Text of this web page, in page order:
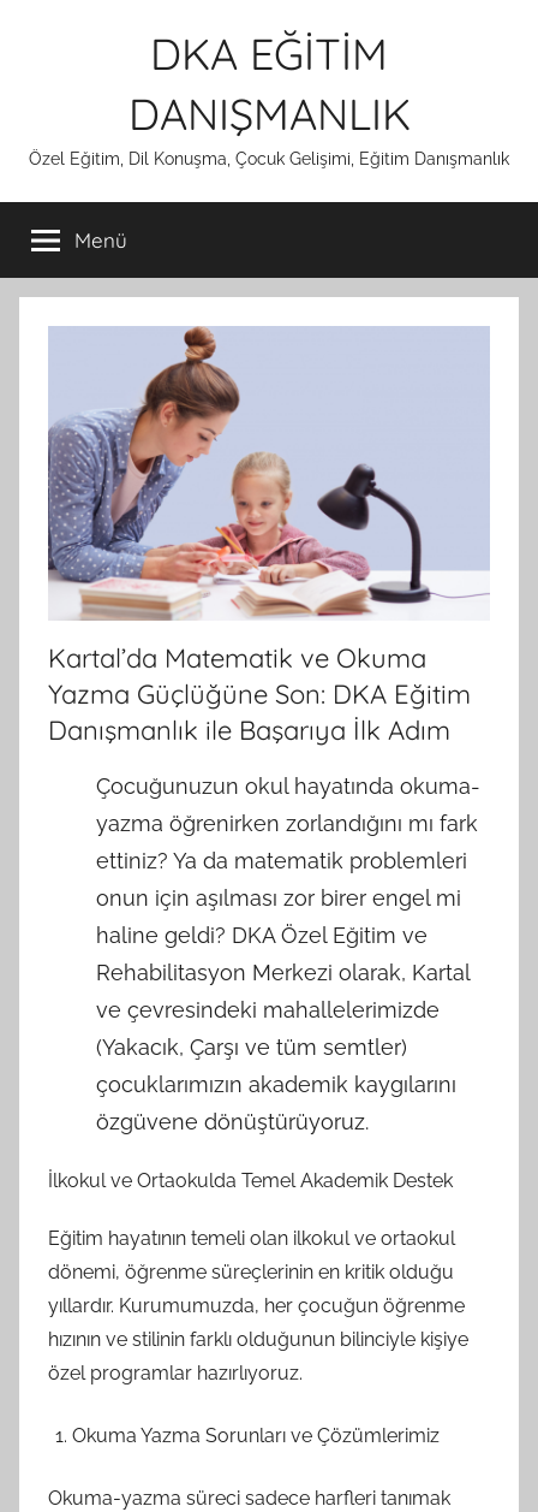
DKA EĞİTİM
DANIŞMANLIK
Özel Eğitim, Dil Konuşma, Çocuk Gelişimi, Eğitim Danışmanlık
Menü
Kartal’da Matematik ve Okuma
Yazma Güçlüğüne Son: DKA Eğitim
Danışmanlık ile Başarıya İlk Adım
Çocuğunuzun okul hayatında okuma-
yazma öğrenirken zorlandığını mı fark
ettiniz? Ya da matematik problemleri
onun için aşılması zor birer engel mi
haline geldi? DKA Özel Eğitim ve
Rehabilitasyon Merkezi olarak, Kartal
ve çevresindeki mahallelerimizde
(Yakacık, Çarşı ve tüm semtler)
çocuklarımızın akademik kaygılarını
özgüvene dönüştürüyoruz.
İlkokul ve Ortaokulda Temel Akademik Destek
Eğitim hayatının temeli olan ilkokul ve ortaokul
dönemi, öğrenme süreçlerinin en kritik olduğu
yıllardır. Kurumumuzda, her çocuğun öğrenme
hızının ve stilinin farklı olduğunun bilinciyle kişiye
özel programlar hazırlıyoruz.
Okuma Yazma Sorunları ve Çözümlerimiz
Okuma-yazma süreci sadece harfleri tanımak